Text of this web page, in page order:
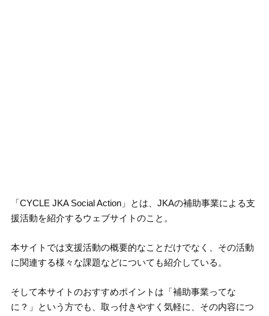
「CYCLE JKA Social Action」とは、JKAの補助事業による支
援活動を紹介するウェブサイトのこと。
本サイトでは支援活動の概要的なことだけでなく、その活動
に関連する様々な課題などについても紹介している。
そして本サイトのおすすめポイントは「補助事業ってな
に？」という方でも、取っ付きやすく気軽に、その内容につ